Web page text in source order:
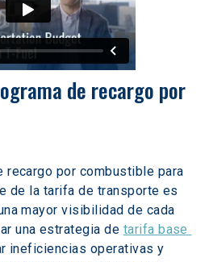
de recargo por
recargo por combustible para
de la tarifa de transporte es
mayor visibilidad de cada
una estrategia de tarifa base
ineficiencias operativas y